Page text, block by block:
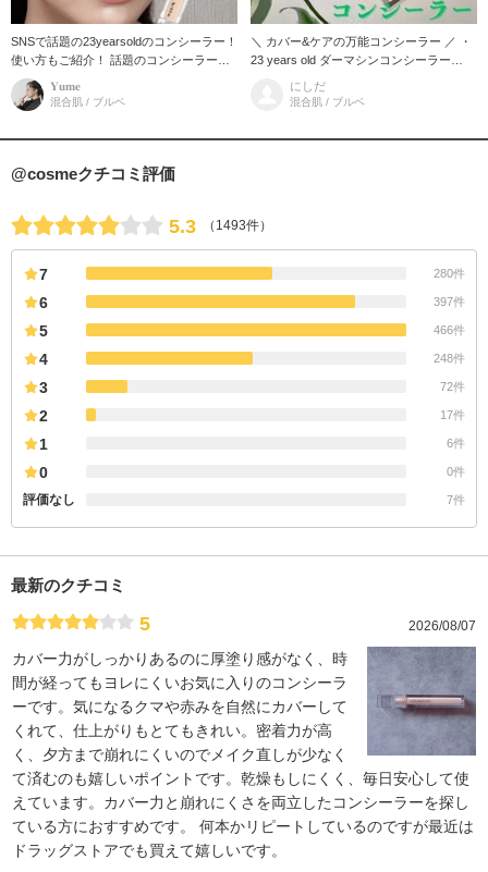
SNSで話題の23yearsoldのコンシーラー！
使い方もご紹介！ 話題のコンシーラーが
気になって試してみました！ 下地を塗
り、その上からコンシーラー
𝐘𝐮𝐦𝐞
混合肌 / ブルベ
＼ カバー&ケアの万能コンシーラー ／ ・
23 years old ダーマシンコンシーラー
ドクダミエキス配合で肌荒れ
にしだ
混合肌 / ブルベ
@cosmeクチコミ評価
5.3 （1493件）
7 280件
6 397件
5 466件
4 248件
3 72件
2 17件
1 6件
0 0件
評価なし 7件
最新のクチコミ
5 2026/08/07
カバー力がしっかりあるのに厚塗り感がなく、時
間が経ってもヨレにくいお気に入りのコンシーラ
ーです。気になるクマや赤みを自然にカバーして
くれて、仕上がりもとてもきれい。密着力が高
く、夕方まで崩れにくいのでメイク直しが少なく
て済むのも嬉しいポイントです。乾燥もしにくく、毎日安心して使
えています。カバー力と崩れにくさを両立したコンシーラーを探し
ている方におすすめです。 何本かリピートしているのですが最近は
ドラッグストアでも買えて嬉しいです。